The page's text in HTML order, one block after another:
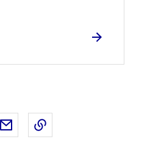
X sur LinkedIn
Partager par email